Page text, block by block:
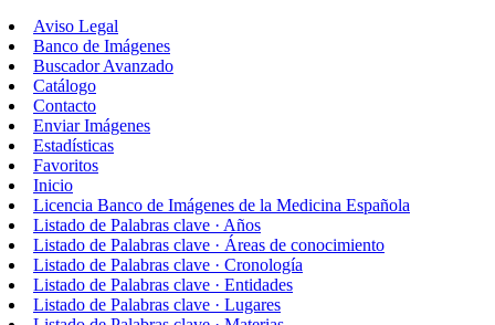
Aviso Legal
Banco de Imágenes
Buscador Avanzado
Catálogo
Contacto
Enviar Imágenes
Estadísticas
Favoritos
Inicio
Licencia Banco de Imágenes de la Medicina Española
Listado de Palabras clave · Años
Listado de Palabras clave · Áreas de conocimiento
Listado de Palabras clave · Cronología
Listado de Palabras clave · Entidades
Listado de Palabras clave · Lugares